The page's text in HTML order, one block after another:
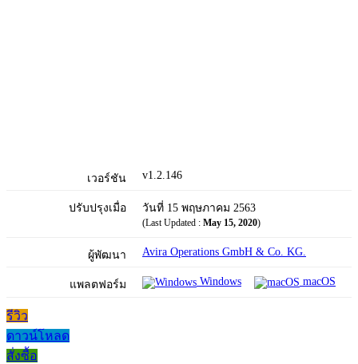
เวอร์ชัน v1.2.146
ปรับปรุงเมื่อ วันที่ 15 พฤษภาคม 2563
(Last Updated : May 15, 2020)
ผู้พัฒนา Avira Operations GmbH & Co. KG.
แพลตฟอร์ม Windows macOS
รีวิว
ดาวน์โหลด
สั่งซื้อ